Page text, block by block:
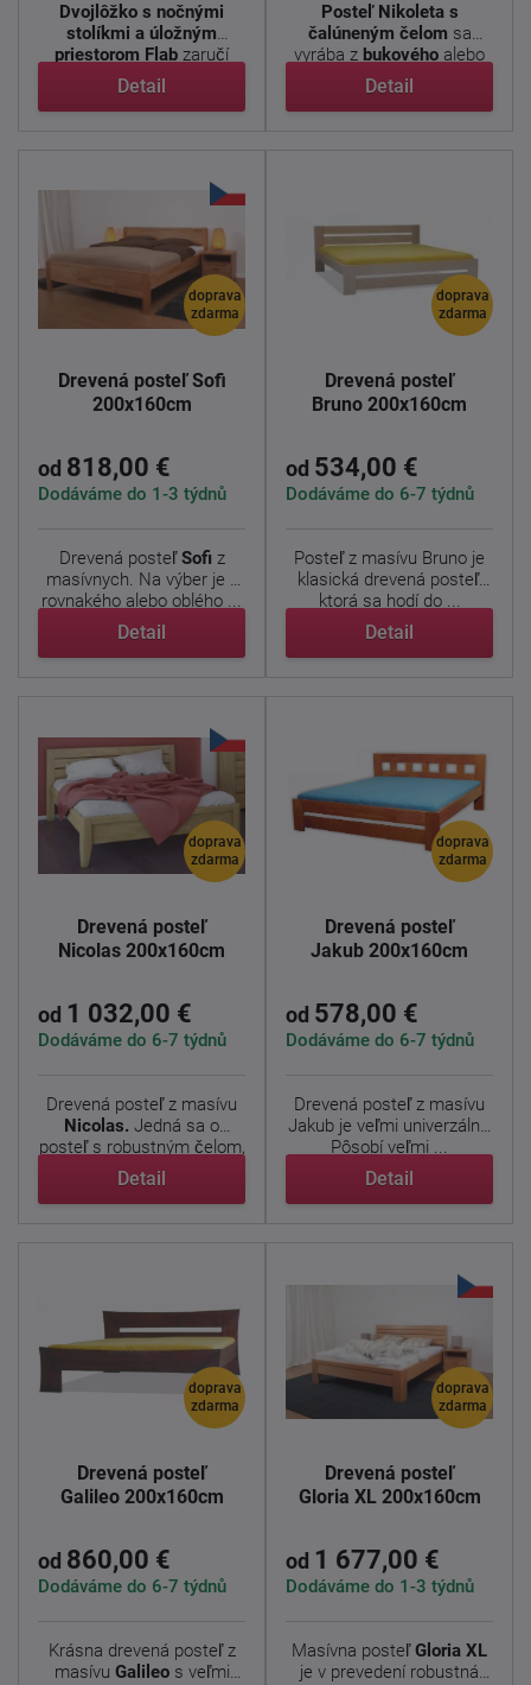
Dvojlôžko s nočnými
stolíkmi a úložným
priestorom Flab zaručí
pocit ...
Detail
Posteľ Nikoleta s
čalúneným čelom sa
vyrába z bukového alebo
dubového ...
Detail
doprava
zdarma
Drevená posteľ Sofi
200x160cm
od 818,00 €
Dodáváme do 1-3 týdnů
Drevená posteľSofi z
masívnych. Na výber je z
rovnakého alebo oblého ...
Detail
doprava
zdarma
Drevená posteľ
Bruno 200x160cm
od 534,00 €
Dodáváme do 6-7 týdnů
Posteľ z masívu Bruno je
klasická drevená posteľ,
ktorá sa hodí do ...
Detail
doprava
zdarma
Drevená posteľ
Nicolas 200x160cm
od 1 032,00 €
Dodáváme do 6-7 týdnů
Drevená posteľ z masívu
Nicolas. Jedná sa o
posteľ s robustným čelom,
...
Detail
doprava
zdarma
Drevená posteľ
Jakub 200x160cm
od 578,00 €
Dodáváme do 6-7 týdnů
Drevená posteľ z masívu
Jakub je veľmi univerzálny.
Pôsobí veľmi ...
Detail
doprava
zdarma
Drevená posteľ
Galileo 200x160cm
od 860,00 €
Dodáváme do 6-7 týdnů
Krásna drevená posteľ z
masívu Galileos veľmi
doprava
zdarma
Drevená posteľ
Gloria XL 200x160cm
od 1 677,00 €
Dodáváme do 1-3 týdnů
Masívna posteľGloria XL
je v prevedení robustná